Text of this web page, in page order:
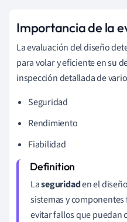
Importancia de la
La evaluación del diseño
para volar y eficiente en su
inspección detallada de
Seguridad
Rendimiento
Fiabilidad
Laseguridaden el
sistemas y
evitar fallos que puedan